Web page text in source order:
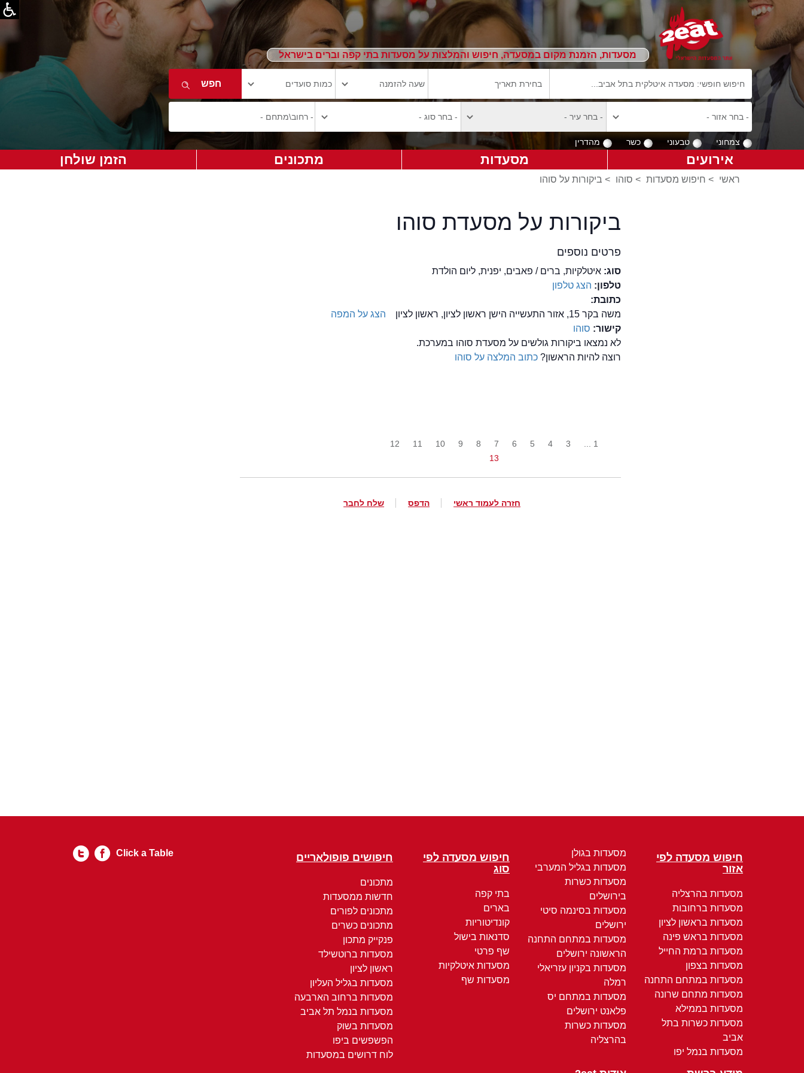
מסעדות, הזמנת מקום במסעדה, חיפוש והמלצות על מסעדות בתי קפה וברים בישראל
צמחוני טבעוני כשר מהדרין
אירועים מסעדות מתכונים הזמן שולחן
ראשי > חיפוש מסעדות > סוהו > ביקורות על סוהו
ביקורות על מסעדת סוהו
פרטים נוספים
סוג:איטלקיות, ברים / פאבים, יפנית, ליום הולדת
טלפון: הצג טלפון
כתובת:
משה בקר 15, אזור התעשייה הישן ראשון לציון, ראשון לציון
הצג על המפה
קישור: סוהו
לא נמצאו ביקורות גולשים על מסעדת סוהו במערכת.
רוצה להיות הראשון?כתוב המלצה על סוהו
1 ...
3
4
5
6
7
8
9
10
11
12
13
חזרה לעמוד ראשי הדפס שלח לחבר
חיפוש מסעדה לפי
אזור
מסעדות בהרצליה
מסעדות ברחובות
מסעדות בראשון לציון
מסעדות בראש פינה
מסעדות ברמת החייל
מסעדות בצפון
מסעדות במתחם התחנה
מסעדות מתחם שרונה
מסעדות בממילא
מסעדות כשרות בתל
אביב
מסעדות בנמל יפו
מסעדות בגולן
מסעדות בגליל המערבי
מסעדות כשרות
בירושלים
מסעדות בסינמה סיטי
ירושלים
מסעדות במתחם התחנה
הראשונה ירושלים
מסעדות בקניון עזריאלי
רמלה
מסעדות במתחם יס
פלאנט ירושלים
מסעדות כשרות
בהרצליה
חיפוש מסעדה לפי
סוג
בתי קפה
בארים
קונדיטוריות
סדנאות בישול
שף פרטי
מסעדות איטלקיות
מסעדות שף
חיפושים פופולאריים
מתכונים
חדשות ממסעדות
מתכונים לפורים
מתכונים כשרים
פנקייק מתכון
מסעדות ברוטשילד
ראשון לציון
מסעדות בגליל העליון
מסעדות ברחוב הארבעה
מסעדות בנמל תל אביב
מסעדות בשוק
הפשפשים ביפו
לוח דרושים במסעדות
Click a Table